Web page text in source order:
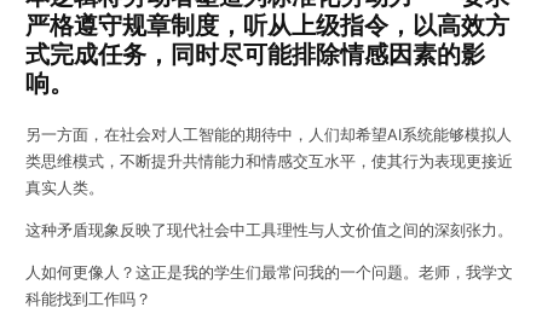
严格遵守规章制度，听从上级指令，以高效方
式完成任务，同时尽可能排除情感因素的影
响。
另一方面，在社会对人工智能的期待中，人们却希望AI系统能够模拟人
类思维模式，不断提升共情能力和情感交互水平，使其行为表现更接近
真实人类。
这种矛盾现象反映了现代社会中工具理性与人文价值之间的深刻张力。
人如何更像人？这正是我的学生们最常问我的一个问题。老师，我学文
科能找到工作吗？